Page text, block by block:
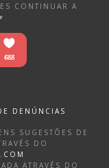
CONTINUAR A
DENÚNCIAS
SUGESTÕES DE
DO
ATRAVÉS DO